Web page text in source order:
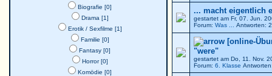
Biografie [0]
Drama [1]
Erotik / Sexfilme [1]
Familie [0]
Fantasy [0]
Horror [0]
Komödie [0]
... macht eigentlich
gestartet am Fr, 07. Jun.
Forum: Was ... Antworten:
[online-
"were"
gestartet am Do, 11. Nov.
Forum: 6. Klasse